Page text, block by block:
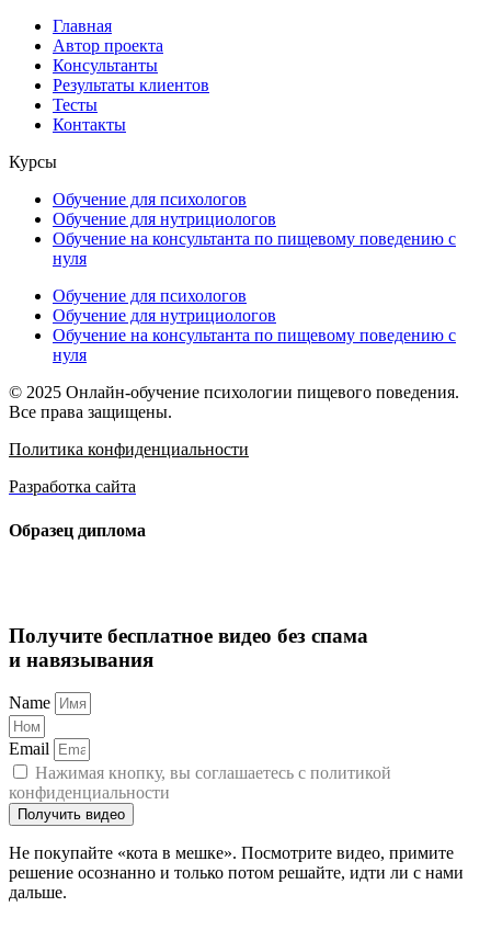
Главная
Автор проекта
Консультанты
Результаты клиентов
Тесты
Контакты
Курсы
Обучение для психологов
Обучение для нутрициологов
Обучение на консультанта по пищевому поведению с
нуля
Обучение для психологов
Обучение для нутрициологов
Обучение на консультанта по пищевому поведению с
нуля
© 2025 Онлайн-обучение психологии пищевого поведения.
Все права защищены.
Политика конфиденциальности
Разработка сайта
Образец диплома
Получите бесплатное видео без спама
и навязывания
Name
Email
Нажимая кнопку, вы соглашаетесь с политикой
конфиденциальности
Получить видео
Не покупайте «кота в мешке». Посмотрите видео, примите
решение осознанно и только потом решайте, идти ли с нами
дальше.